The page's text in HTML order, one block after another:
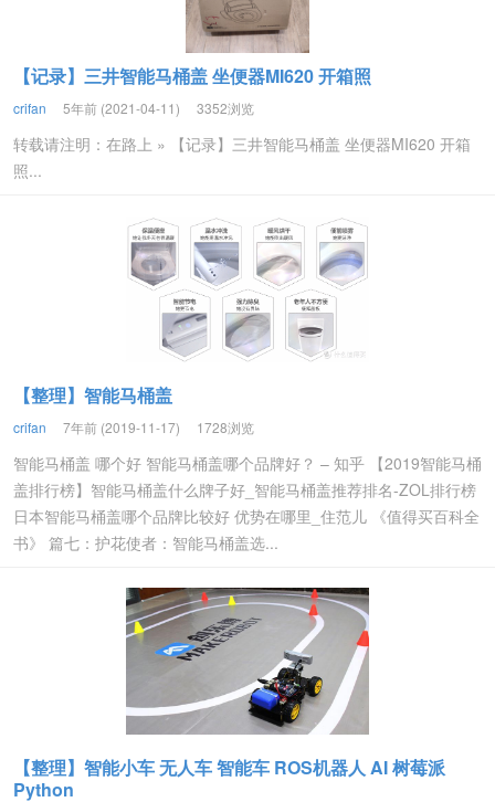
【记录】三井智能马桶盖 坐便器MI620 开箱照
crifan 5年前 (2021-04-11) 3352浏览
转载请注明：在路上 » 【记录】三井智能马桶盖 坐便器MI620 开箱
照...
【整理】智能马桶盖
crifan 7年前 (2019-11-17) 1728浏览
智能马桶盖 哪个好 智能马桶盖哪个品牌好？ – 知乎 【2019智能马桶
盖排行榜】智能马桶盖什么牌子好_智能马桶盖推荐排名-ZOL排行榜
日本智能马桶盖哪个品牌比较好 优势在哪里_住范儿 《值得买百科全
书》 篇七：护花使者：智能马桶盖选...
【整理】智能小车 无人车 智能车 ROS机器人 AI 树莓派
Python